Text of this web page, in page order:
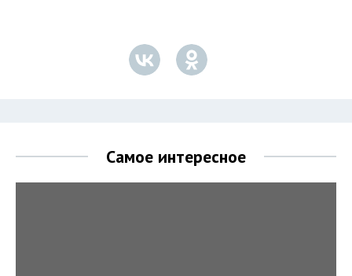
Самое интересное